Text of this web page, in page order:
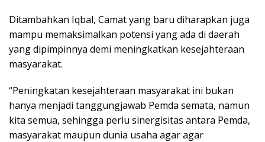
Ditambahkan Iqbal, Camat yang baru diharapkan juga
mampu memaksimalkan potensi yang ada di daerah
yang dipimpinnya demi meningkatkan kesejahteraan
masyarakat.
“Peningkatan kesejahteraan masyarakat ini bukan
hanya menjadi tanggungjawab Pemda semata, namun
kita semua, sehingga perlu sinergisitas antara Pemda,
masyarakat maupun dunia usaha agar agar